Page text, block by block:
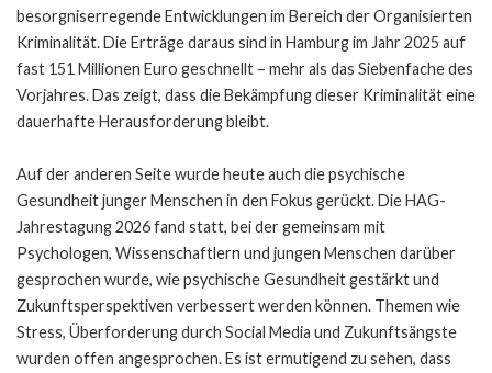
besorgniserregende Entwicklungen im Bereich der Organisierten
Kriminalität. Die Erträge daraus sind in Hamburg im Jahr 2025 auf
fast 151 Millionen Euro geschnellt – mehr als das Siebenfache des
Vorjahres. Das zeigt, dass die Bekämpfung dieser Kriminalität eine
dauerhafte Herausforderung bleibt.
Auf der anderen Seite wurde heute auch die psychische
Gesundheit junger Menschen in den Fokus gerückt. Die HAG-
Jahrestagung 2026 fand statt, bei der gemeinsam mit
Psychologen, Wissenschaftlern und jungen Menschen darüber
gesprochen wurde, wie psychische Gesundheit gestärkt und
Zukunftsperspektiven verbessert werden können. Themen wie
Stress, Überforderung durch Social Media und Zukunftsängste
wurden offen angesprochen. Es ist ermutigend zu sehen, dass